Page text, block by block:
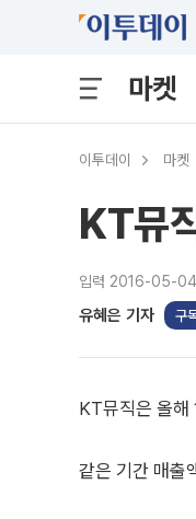
마켓
이투데이 마켓
KT뮤
입력 2016-05-
유혜은 기자 구
KT뮤직은 올해
같은 기간 매